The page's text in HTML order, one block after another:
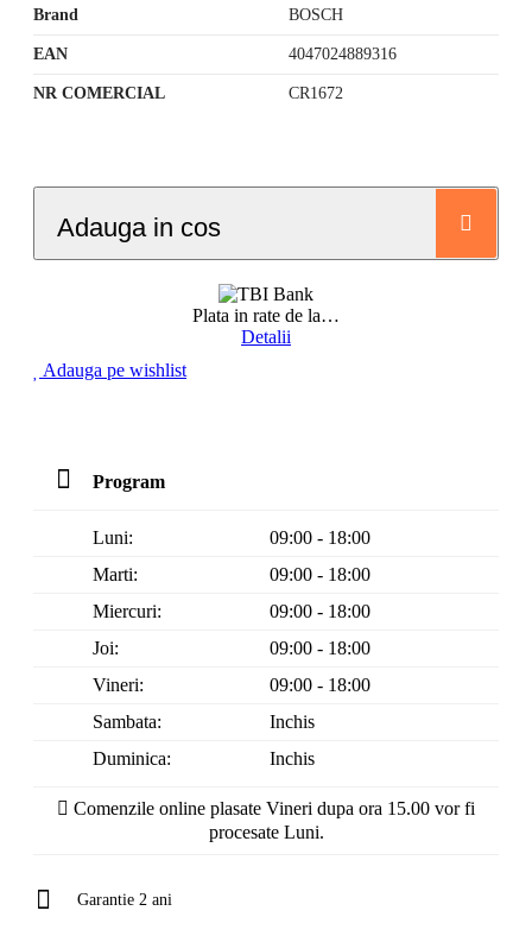
Brand BOSCH
EAN 4047024889316
NR COMERCIAL CR1672
Adauga in cos
Plata in rate de la…
Detalii
Adauga pe wishlist
Program
Luni:
09:00 - 18:00
Marti:
09:00 - 18:00
Miercuri:
09:00 - 18:00
Joi:
09:00 - 18:00
Vineri:
09:00 - 18:00
Sambata:
Inchis
Duminica:
Inchis
Comenzile online plasate Vineri dupa ora 15.00 vor fi
procesate Luni.
Garantie 2 ani